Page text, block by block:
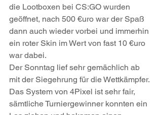
die Lootboxen bei CS:GO wurden
geöffnet, nach 500 €uro war der Spaß
dann auch wieder vorbei und immerhin
ein roter Skin im Wert von fast 10 €uro
war dabei.
Der Sonntag lief sehr gemächlich ab
mit der Siegehrung für die Wettkämpfer.
Das System von 4Pixel ist sehr fair,
sämtliche Turniergewinner konnten ein